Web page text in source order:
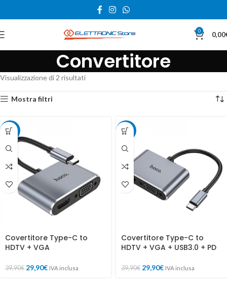
0 0,00
Convertitore
Visualizzazione di 2 risultati
Mostra filtri
-25%
Covertitore Type-C to
HDTV + VGA
39,90€ 29,90€ IVA inclusa
-25%
Covertitore Type-C to
HDTV + VGA + USB3.0 + PD
39,90€ 29,90€ IVA inclusa